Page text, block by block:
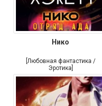
Нико
[Любовная фантастика /
Эротика]